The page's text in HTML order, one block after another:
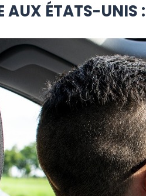
AUX ÉTATS-UNIS